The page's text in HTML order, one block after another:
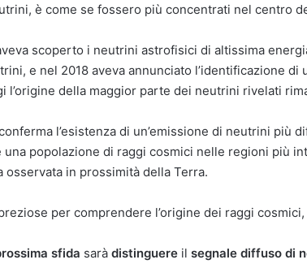
è come se fossero più concentrati nel centro
scoperto i neutrini astrofisici di altissima
e nel 2018 aveva annunciato l’identificazione
l’origine della maggior parte dei neutrini rivelati
l’esistenza di un’emissione di neutrini più
una popolazione di raggi cosmici nelle regioni più
osservata in prossimità della Terra.
per comprendere l’origine dei raggi
sfida sarà distinguere il segnale diffuso di